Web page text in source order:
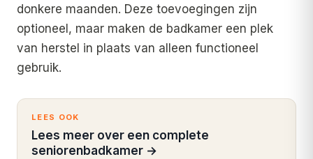
donkere maanden. Deze toevoegingen zijn
optioneel, maar maken de badkamer een plek
van herstel in plaats van alleen functioneel
gebruik.
LEES OOK
Lees meer over een complete
seniorenbadkamer →